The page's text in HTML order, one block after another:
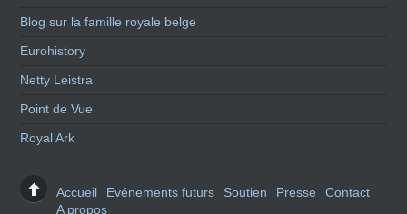
Blog sur la famille royale belge
Eurohistory
Netty Leistra
Point de Vue
Royal Ark
Accueil Evénements futurs Soutien Presse
Contact
A propos